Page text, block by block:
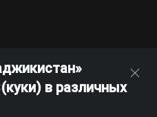
в различных